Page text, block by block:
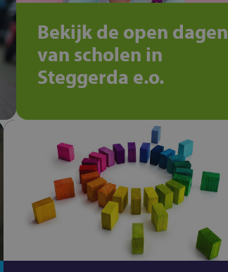
Bekijk de open dagen
van scholen in
Steggerda e.o.